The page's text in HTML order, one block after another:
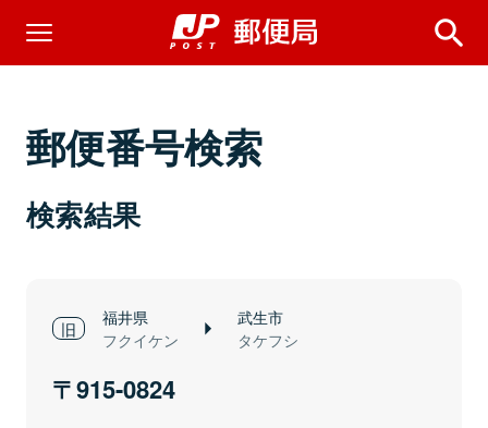
郵便番号検索
検索結果
福井県
フクイケン
武生市
タケフシ
915-0824